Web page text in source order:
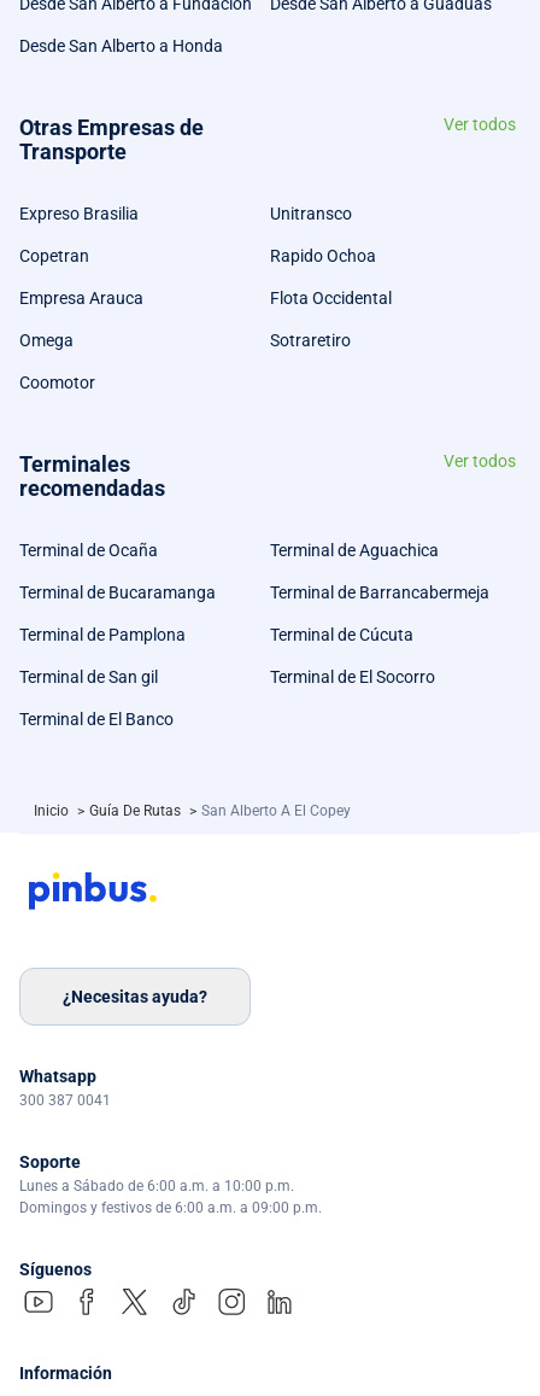
Desde San Alberto a Honda
Otras Empresas de
Transporte
Ver todos
Expreso Brasilia Unitransco
Copetran Rapido Ochoa
Empresa Arauca Flota Occidental
Omega Sotraretiro
Coomotor
Terminales
recomendadas
Ver todos
Terminal de Ocaña Terminal de Aguachica
Terminal de Bucaramanga Terminal de Barrancabermeja
Terminal de Pamplona Terminal de Cúcuta
Terminal de San gil Terminal de El Socorro
Terminal de El Banco
Inicio > Guía De Rutas > San Alberto A El Copey
¿Necesitas ayuda?
Whatsapp
300 387 0041
Soporte
Lunes a Sábado de 6:00 a.m. a 10:00 p.m.
Domingos y festivos de 6:00 a.m. a 09:00 p.m.
Síguenos
Información